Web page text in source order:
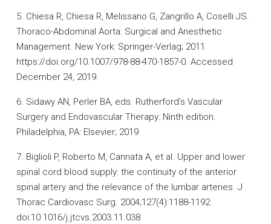
5. Chiesa R, Chiesa R, Melissano G, Zangrillo A, Coselli JS.
Thoraco-Abdominal Aorta: Surgical and Anesthetic
Management. New York: Springer-Verlag; 2011.
https://doi.org/10.1007/978-88-470-1857-0. Accessed
December 24, 2019.
6. Sidawy AN, Perler BA, eds. Rutherford’s Vascular
Surgery and Endovascular Therapy. Ninth edition.
Philadelphia, PA: Elsevier; 2019.
7. Biglioli P, Roberto M, Cannata A, et al. Upper and lower
spinal cord blood supply: the continuity of the anterior
spinal artery and the relevance of the lumbar arteries. J
Thorac Cardiovasc Surg. 2004;127(4):1188-1192.
doi:10.1016/j.jtcvs.2003.11.038